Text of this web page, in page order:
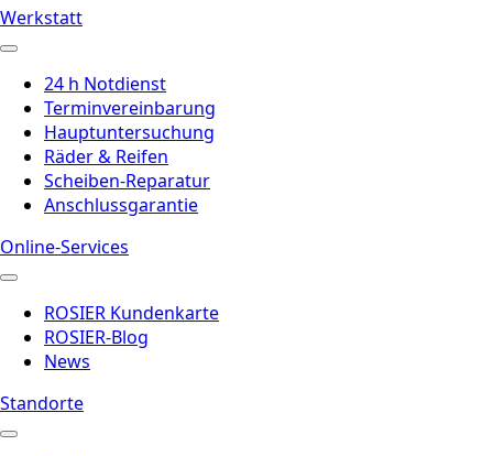
Werkstatt
24 h Notdienst
Terminvereinbarung
Hauptuntersuchung
Räder & Reifen
Scheiben-Reparatur
Anschlussgarantie
Online-Services
ROSIER Kundenkarte
ROSIER-Blog
News
Standorte